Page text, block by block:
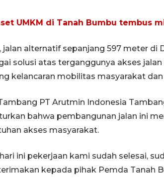
UMKM di Tanah Bumbu tembus
jalan alternatif sepanjang 597 meter di
solusi atas terganggunya akses
kelancaran mobilitas masyarakat
PT Arutmin Indonesia
bahwa pembangunan jalan ini
akses masyarakat.
ini pekerjaan kami sudah selesai,
kepada pihak Pemda Tanah
23